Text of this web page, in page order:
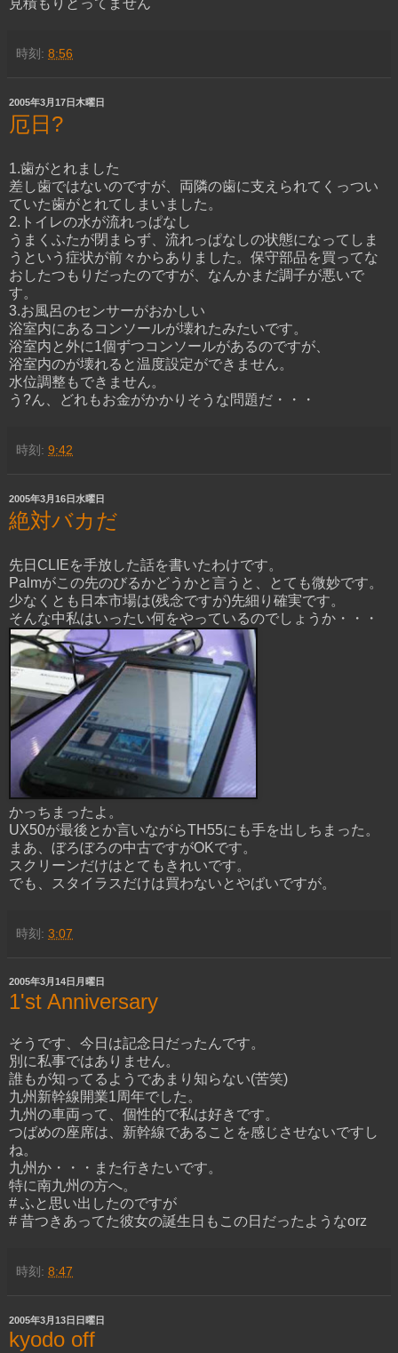
見積もりとってません
時刻: 8:56
2005年3月17日木曜日
厄日?
1.歯がとれました
差し歯ではないのですが、両隣の歯に支えられてくっつい
ていた歯がとれてしまいました。
2.トイレの水が流れっぱなし
うまくふたが閉まらず、流れっぱなしの状態になってしま
うという症状が前々からありました。保守部品を買ってな
おしたつもりだったのですが、なんかまだ調子が悪いで
す。
3.お風呂のセンサーがおかしい
浴室内にあるコンソールが壊れたみたいです。
浴室内と外に1個ずつコンソールがあるのですが、
浴室内のが壊れると温度設定ができません。
水位調整もできません。
う?ん、どれもお金がかかりそうな問題だ・・・
時刻: 9:42
2005年3月16日水曜日
絶対バカだ
先日CLIEを手放した話を書いたわけです。
Palmがこの先のびるかどうかと言うと、とても微妙です。
少なくとも日本市場は(残念ですが)先細り確実です。
そんな中私はいったい何をやっているのでしょうか・・・
かっちまったよ。
UX50が最後とか言いながらTH55にも手を出しちまった。
まあ、ぼろぼろの中古ですがOKです。
スクリーンだけはとてもきれいです。
でも、スタイラスだけは買わないとやばいですが。
時刻: 3:07
2005年3月14日月曜日
1'st Anniversary
そうです、今日は記念日だったんです。
別に私事ではありません。
誰もが知ってるようであまり知らない(苦笑)
九州新幹線開業1周年でした。
九州の車両って、個性的で私は好きです。
つばめの座席は、新幹線であることを感じさせないですし
ね。
九州か・・・また行きたいです。
特に南九州の方へ。
# ふと思い出したのですが
# 昔つきあってた彼女の誕生日もこの日だったようなorz
時刻: 8:47
2005年3月13日日曜日
kyodo off